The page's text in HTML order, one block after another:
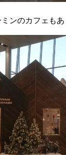
ンのカフェもあ